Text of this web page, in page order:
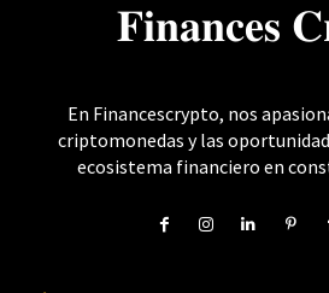
𝐅𝐢𝐧𝐚𝐧𝐜𝐞𝐬
En Financescrypto, nos
criptomonedas y las
ecosistema financiero en